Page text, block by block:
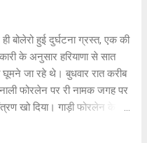
बोलेरो हुई दुर्घटना ग्रस्त, एक की
के अनुसार हरियाणा से सात
घूमने जा रहे थे। बुधवार रात करीब
फोरलेन पर री नामक जगह पर
खो दिया। गाड़ी फोरलेन के